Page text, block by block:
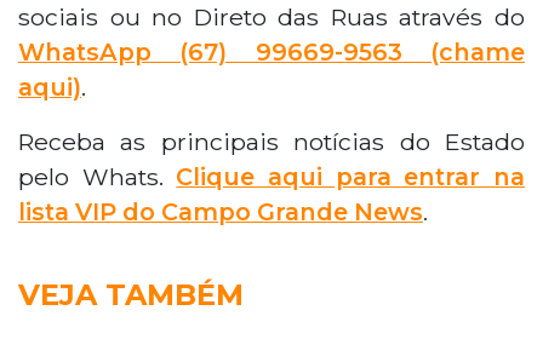
sociais ou no Direto das Ruas através do
WhatsApp (67) 99669-9563 (chame
aqui).
Receba as principais notícias do Estado
pelo Whats. Clique aqui para entrar na
lista VIP do Campo Grande News.
VEJA TAMBÉM